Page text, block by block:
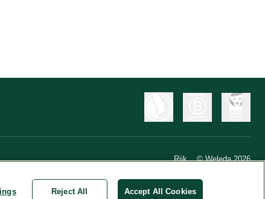
Riik © Weleda 2026
Reject All Accept All Cookies